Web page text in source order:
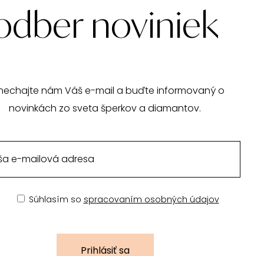
noviniek
nám Váš e-mail a buďte informovaný o
novinkách zo sveta šperkov a diamantov.
Súhlasím so spracovaním osobných údajov
Prihlásiť sa